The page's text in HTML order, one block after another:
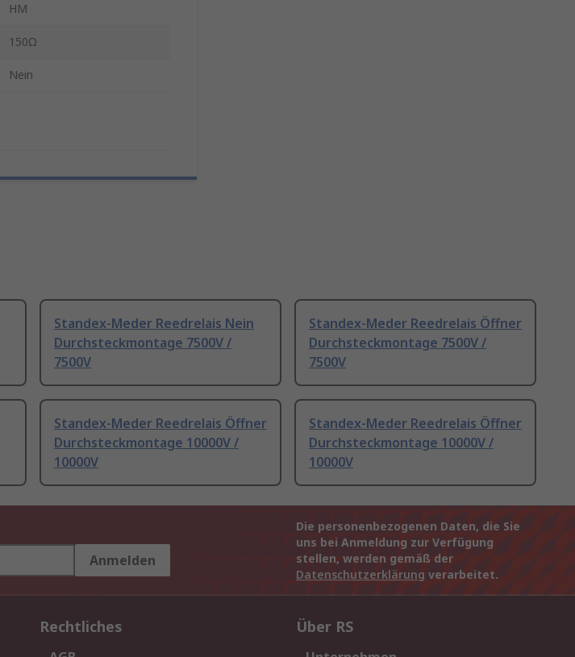
HM
150Ω
Nein
Standex-Meder Reedrelais Nein
Durchsteckmontage 7500V /
7500V
Standex-Meder Reedrelais Öffner
Durchsteckmontage 7500V /
7500V
Standex-Meder Reedrelais Öffner
Durchsteckmontage 10000V /
10000V
Standex-Meder Reedrelais Öffner
Durchsteckmontage 10000V /
10000V
Anmelden
Die personenbezogenen Daten, die Sie
uns bei Anmeldung zur Verfügung
stellen, werden gemäß der
Datenschutzerklärung verarbeitet.
Rechtliches Über RS